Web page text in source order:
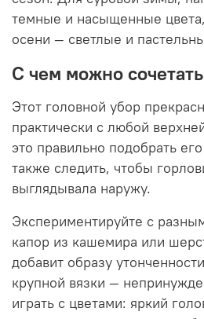
темные и насыщенные
осени — светлые и
С чем можно
Этот головной убор
практически с любой
это правильно подобрать
также следить, чтобы
выглядывала наружу.
Экспериментируйте с
капор из кашемира или
добавит образу
крупной вязки —
играть с цветами: яркий